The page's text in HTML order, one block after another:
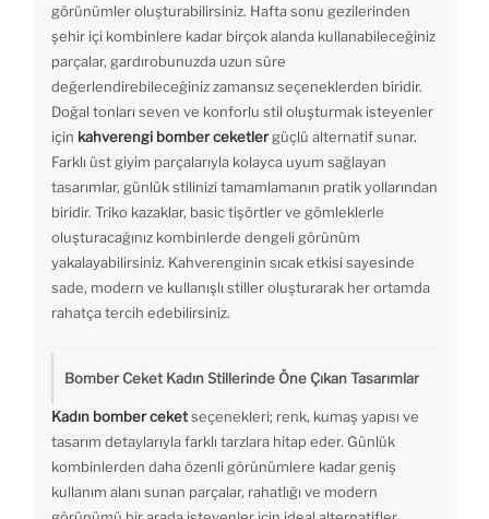
görünümler oluşturabilirsiniz. Hafta sonu gezilerinden
şehir içi kombinlere kadar birçok alanda kullanabileceğiniz
parçalar, gardırobunuzda uzun süre
değerlendirebileceğiniz zamansız seçeneklerden biridir.
Doğal tonları seven ve konforlu stil oluşturmak isteyenler
için kahverengi bomber ceketlergüçlü alternatif sunar.
Farklı üst giyim parçalarıyla kolayca uyum sağlayan
tasarımlar, günlük stilinizi tamamlamanın pratik yollarından
biridir. Triko kazaklar, basic tişörtler ve gömleklerle
oluşturacağınız kombinlerde dengeli görünüm
yakalayabilirsiniz. Kahverenginin sıcak etkisi sayesinde
sade, modern ve kullanışlı stiller oluşturarak her ortamda
rahatça tercih edebilirsiniz.
Bomber Ceket Kadın Stillerinde Öne Çıkan Tasarımlar
Kadın bomber ceketseçenekleri; renk, kumaş yapısı ve
tasarım detaylarıyla farklı tarzlara hitap eder. Günlük
kombinlerden daha özenli görünümlere kadar geniş
kullanım alanı sunan parçalar, rahatlığı ve modern